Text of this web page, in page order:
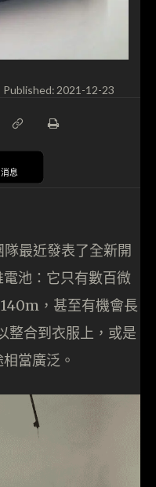
Published:2021-12-23
息
最近發表了全新開
池：它只有數百微
，甚至有機會長
整合到衣服上，或是
當廣泛。